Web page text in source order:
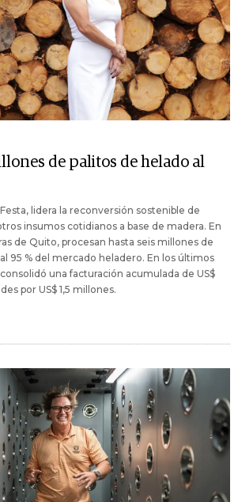
de palitos de helado al
Festa, lidera la reconversión sostenible de
insumos cotidianos a base de madera. En
de Quito, procesan hasta seis millones de
95 % del mercado heladero. En los últimos
una facturación acumulada de US$
por US$ 1,5 millones.